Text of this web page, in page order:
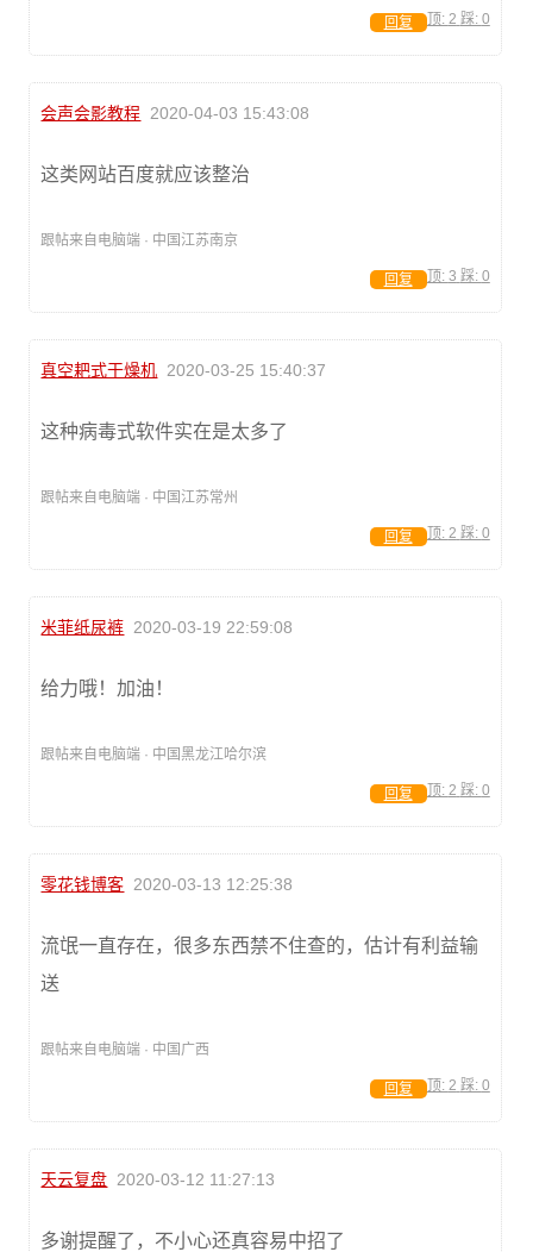
顶: 2 踩: 0
回复
会声会影教程 2020-04-03 15:43:08
这类网站百度就应该整治
跟帖来自电脑端 · 中国江苏南京
顶: 3 踩: 0
回复
真空耙式干燥机 2020-03-25 15:40:37
这种病毒式软件实在是太多了
跟帖来自电脑端 · 中国江苏常州
顶: 2 踩: 0
回复
米菲纸尿裤 2020-03-19 22:59:08
给力哦！加油！
跟帖来自电脑端 · 中国黑龙江哈尔滨
顶: 2 踩: 0
回复
零花钱博客 2020-03-13 12:25:38
流氓一直存在，很多东西禁不住查的，估计有利益输
送
跟帖来自电脑端 · 中国广西
顶: 2 踩: 0
回复
天云复盘 2020-03-12 11:27:13
多谢提醒了，不小心还真容易中招了